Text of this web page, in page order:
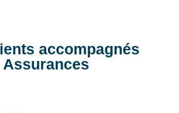
accompagnés
Assurances